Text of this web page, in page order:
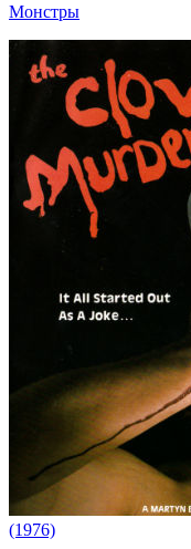
Монстры
(1976)